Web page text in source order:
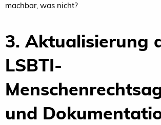
machbar, was nicht?
3. Aktualisierung
LSBTI-
und